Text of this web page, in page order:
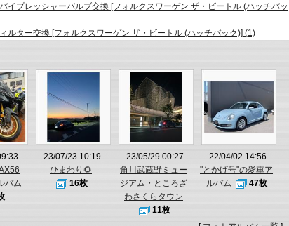
イプレッシャーバルブ交換 [フォルクスワーゲン ザ・ビートル (ハッチバッ
ルター交換 [フォルクスワーゲン ザ・ビートル (ハッチバック)] (1)
バム
23/07/23 10:19
ひまわり🌻
16枚
23/05/29 00:27
角川武蔵野ミュー
ジアム・ところざ
わさくらタウン
11枚
22/04/02 14:56
"とかげ号"の愛車ア
ルバム
47枚